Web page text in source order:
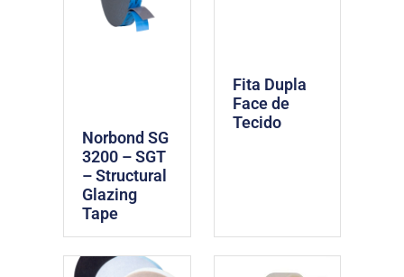
Norbond SG
3200 – SGT
– Structural
Glazing
Tape
Fita Dupla
Face de
Tecido